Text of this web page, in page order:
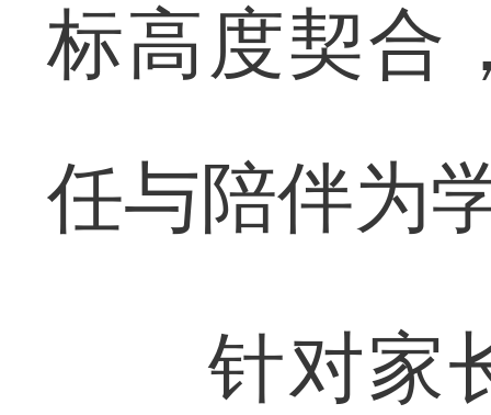
标高度契合
任与陪伴为
针对家长